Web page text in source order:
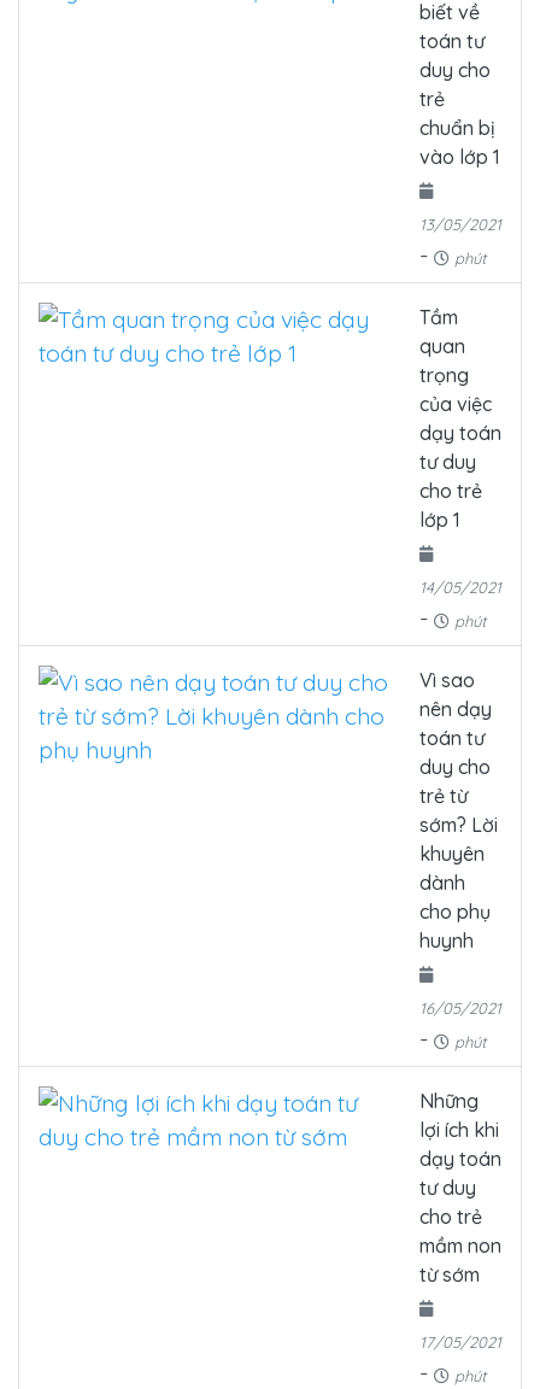
biết về
toán tư
duy cho
trẻ
chuẩn bị
vào lớp 1
13/05/2021
- phút
Tầm
quan
trọng
của việc
dạy toán
tư duy
cho trẻ
lớp 1
14/05/2021
- phút
Vì sao
nên dạy
toán tư
duy cho
trẻ từ
sớm? Lời
khuyên
dành
cho phụ
huynh
16/05/2021
- phút
Những
lợi ích khi
dạy toán
tư duy
cho trẻ
mầm non
từ sớm
17/05/2021
- phút